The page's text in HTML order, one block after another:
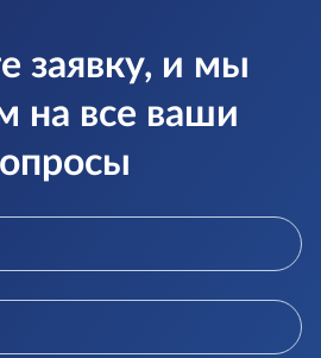
заявку, и мы
на все ваши